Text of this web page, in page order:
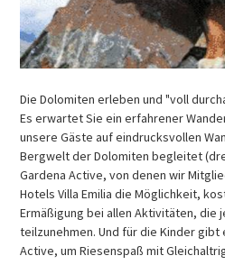
Die Dolomiten erleben und "voll
Es erwartet Sie ein erfahrener
unsere Gäste auf eindrucksvollen
Bergwelt der Dolomiten begleitet
Gardena Active, von denen wir
Hotels Villa Emilia die Möglichkeit,
Ermäßigung bei allen Aktivitäten, die
teilzunehmen. Und für die Kinder gibt
Active, um Riesenspaß mit